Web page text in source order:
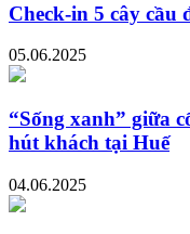
Check-in 5 cây cầu
05.06.2025
“Sống xanh” giữa
hút khách tại Huế
04.06.2025